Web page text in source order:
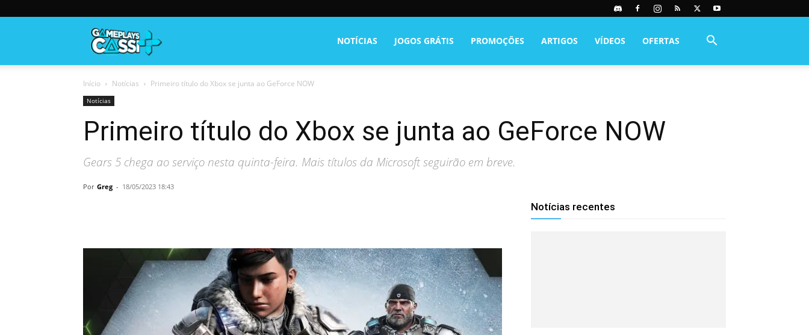
NOTÍCIAS JOGOS GRÁTIS PROMOÇÕES ARTIGOS VÍDEOS OFERTAS
Início Notícias Primeiro título do Xbox se junta ao GeForce NOW
Notícias
Primeiro título do Xbox se junta ao GeForce NOW
Gears 5 chega ao serviço nesta quinta-feira. Mais títulos da Microsoft seguirão em breve.
Por Greg - 18/05/2023 18:43
Notícias recentes